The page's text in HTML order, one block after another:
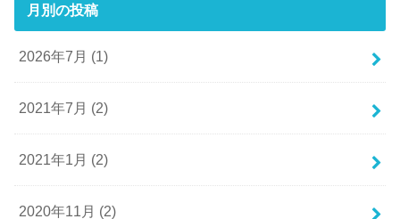
月別の投稿
2026年7月 (1)
2021年7月 (2)
2021年1月 (2)
2020年11月 (2)